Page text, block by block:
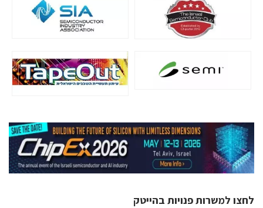
לחצו למשרות פנויות בהייטק